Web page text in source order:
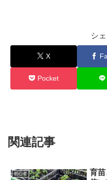
シ
X
Pocket
関連記事
初心者
育